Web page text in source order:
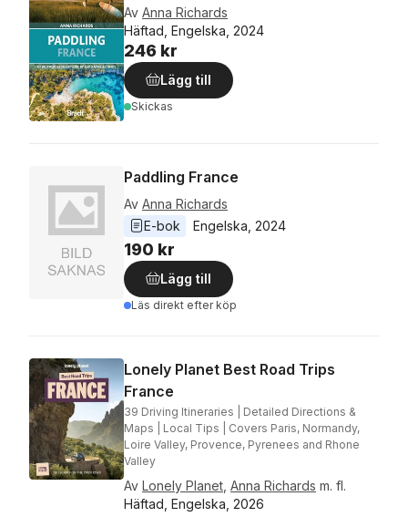
Av Anna Richards
Häftad, Engelska, 2024
246 kr
Lägg till
Skickas
Paddling France
Av Anna Richards
E-bok
Engelska 2024
190 kr
Lägg till
Läs direkt efter köp
Lonely Planet Best Road Trips
France
39 Driving Itineraries | Detailed Directions &
Maps | Local Tips | Covers Paris, Normandy,
Loire Valley, Provence, Pyrenees and Rhone
Valley
Av Lonely Planet Anna Richards m. fl.
Häftad, Engelska, 2026